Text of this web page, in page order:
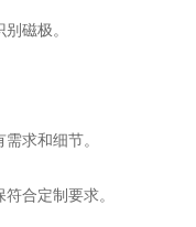
磁极。
求和细节。
合定制要求。